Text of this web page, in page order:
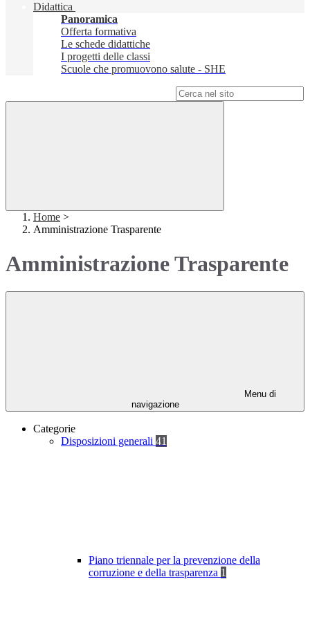
Didattica
Panoramica
Offerta formativa
Le schede didattiche
I progetti delle classi
Scuole che promuovono salute - SHE
Home >
Amministrazione Trasparente
Amministrazione Trasparente
Menu di
navigazione
Categorie
Disposizioni generali 41
Piano triennale per la prevenzione della
corruzione e della trasparenza 1